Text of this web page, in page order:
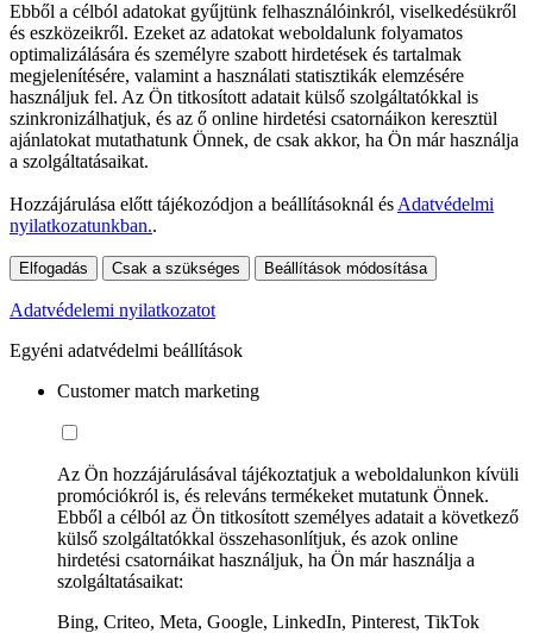
Ebből a célból adatokat gyűjtünk felhasználóinkról, viselkedésükről
és eszközeikről. Ezeket az adatokat weboldalunk folyamatos
optimalizálására és személyre szabott hirdetések és tartalmak
megjelenítésére, valamint a használati statisztikák elemzésére
használjuk fel. Az Ön titkosított adatait külső szolgáltatókkal is
szinkronizálhatjuk, és az ő online hirdetési csatornáikon keresztül
ajánlatokat mutathatunk Önnek, de csak akkor, ha Ön már használja
a szolgáltatásaikat.
Hozzájárulása előtt tájékozódjon a beállításoknál ésAdatvédelmi
nyilatkozatunkban..
Elfogadás Csak a szükséges Beállítások módosítása
Adatvédelemi nyilatkozatot
Egyéni adatvédelmi beállítások
Customer match marketing
Az Ön hozzájárulásával tájékoztatjuk a weboldalunkon kívüli
promóciókról is, és releváns termékeket mutatunk Önnek.
Ebből a célból az Ön titkosított személyes adatait a következő
külső szolgáltatókkal összehasonlítjuk, és azok online
hirdetési csatornáikat használjuk, ha Ön már használja a
szolgáltatásaikat:
Bing, Criteo, Meta, Google, LinkedIn, Pinterest, TikTok